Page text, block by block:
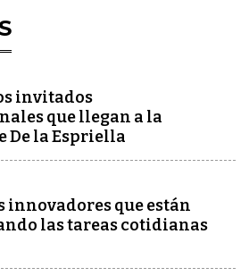
invitados
que llegan a la
De la Espriella
innovadores que están
las tareas cotidianas